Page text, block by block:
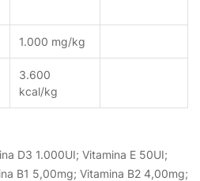
1.000 mg/kg
3.600
kcal/kg
D3 1.000UI; Vitamina E 50UI;
B1 5,00mg; Vitamina B2 4,00mg;